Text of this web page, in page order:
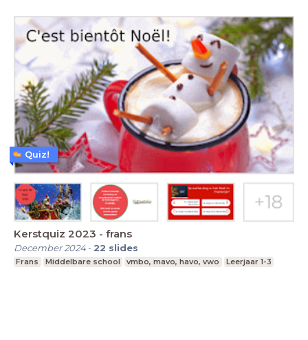
Kerstquiz 2023 - frans
December 2024- 22 slides
Frans Middelbare school vmbo, mavo, havo, vwo Leerjaar 1-3
Quiz!